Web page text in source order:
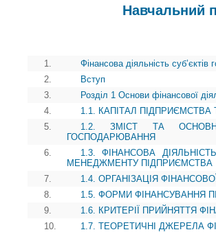
Навчальний
1.
Фінансова діяльність
2.
Вступ
3.
Розділ 1 Основи фінансової
4.
1.1. КАПІТАЛ
5.
1.2. ЗМІСТ ТА ОСНОВНІ
ГОСПОДАРЮВАННЯ
6.
1.3. ФІНАНСОВА
МЕНЕДЖМЕНТУ ПІДПРИЄМСТВА
7.
1.4. ОРГАНІЗАЦІЯ
8.
1.5. ФОРМИ ФІНАНСУВАННЯ
9.
1.6. КРИТЕРІЇ ПРИЙНЯТТЯ
10.
1.7. ТЕОРЕТИЧНІ ДЖЕРЕЛА